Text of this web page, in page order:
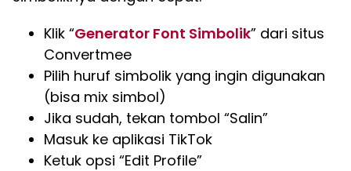
Klik “Generator Font Simbolik” dari situs
Convertmee
Pilih huruf simbolik yang ingin digunakan
(bisa mix simbol)
Jika sudah, tekan tombol “Salin”
Masuk ke aplikasi TikTok
Ketuk opsi “Edit Profile”